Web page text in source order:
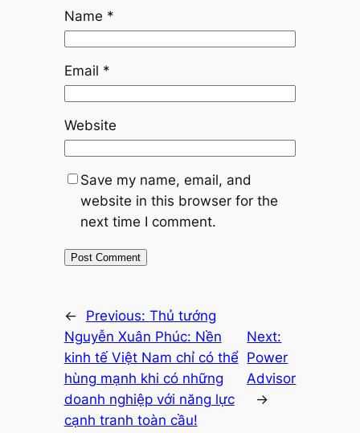
Name *
Email *
Website
Save my name, email, and
website in this browser for the
next time I comment.
← Previous: Thủ tướng
Nguyễn Xuân Phúc: Nền
kinh tế Việt Nam chỉ có thể
hùng mạnh khi có những
doanh nghiệp với năng lực
cạnh tranh toàn cầu!
Next:
Power
Advisor
→